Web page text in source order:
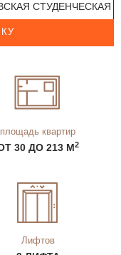
СТУДЕНЧЕСКАЯ
площадь квартир
30 ДО 213 М2
Лифтов